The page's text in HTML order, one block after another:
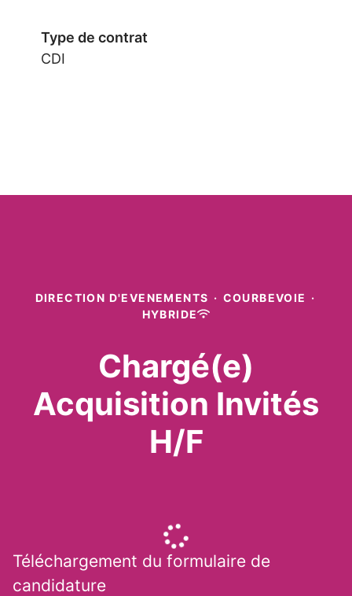
Type de contrat
CDI
DIRECTION D'EVENEMENTS · COURBEVOIE ·
HYBRIDE
Chargé(e)
Acquisition Invités
H/F
Téléchargement du formulaire de
candidature